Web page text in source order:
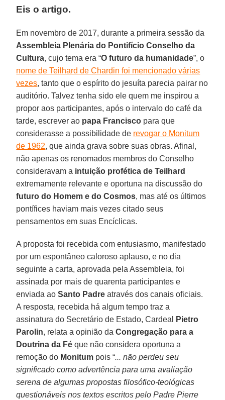
Eis o artigo.
Em novembro de 2017, durante a primeira sessão da
Assembleia Plenária do Pontifício Conselho da
Cultura, cujo tema era “O futuro da humanidade”, o
nome de Teilhard de Chardin foi mencionado várias
vezes, tanto que o espírito do jesuíta parecia pairar no
auditório. Talvez tenha sido ele quem me inspirou a
propor aos participantes, após o intervalo do café da
tarde, escrever ao papa Francisco para que
considerasse a possibilidade de revogar o Monitum
de 1962, que ainda grava sobre suas obras. Afinal,
não apenas os renomados membros do Conselho
consideravam a intuição profética de Teilhard
extremamente relevante e oportuna na discussão do
futuro do Homem e do Cosmos, mas até os últimos
pontífices haviam mais vezes citado seus
pensamentos em suas Encíclicas.
A proposta foi recebida com entusiasmo, manifestado
por um espontâneo caloroso aplauso, e no dia
seguinte a carta, aprovada pela Assembleia, foi
assinada por mais de quarenta participantes e
enviada aoSanto Padre através dos canais oficiais.
A resposta, recebida há algum tempo traz a
assinatura do Secretário de Estado, Cardeal
Pietro
Parolin, relata a opinião daCongregação para a
Doutrina da Fé que não considera oportuna a
remoção do Monitum pois “... não perdeu seu
significado como advertência para uma avaliação
serena de algumas propostas filosófico-teológicas
questionáveis nos textos escritos pelo Padre Pierre